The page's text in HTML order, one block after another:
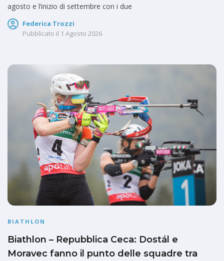
agosto e l’inizio di settembre con i due
Federica Trozzi
Pubblicato il 1 Agosto 2026
BIATHLON
Biathlon – Repubblica Ceca: Dostál e
Moravec fanno il punto delle squadre tra